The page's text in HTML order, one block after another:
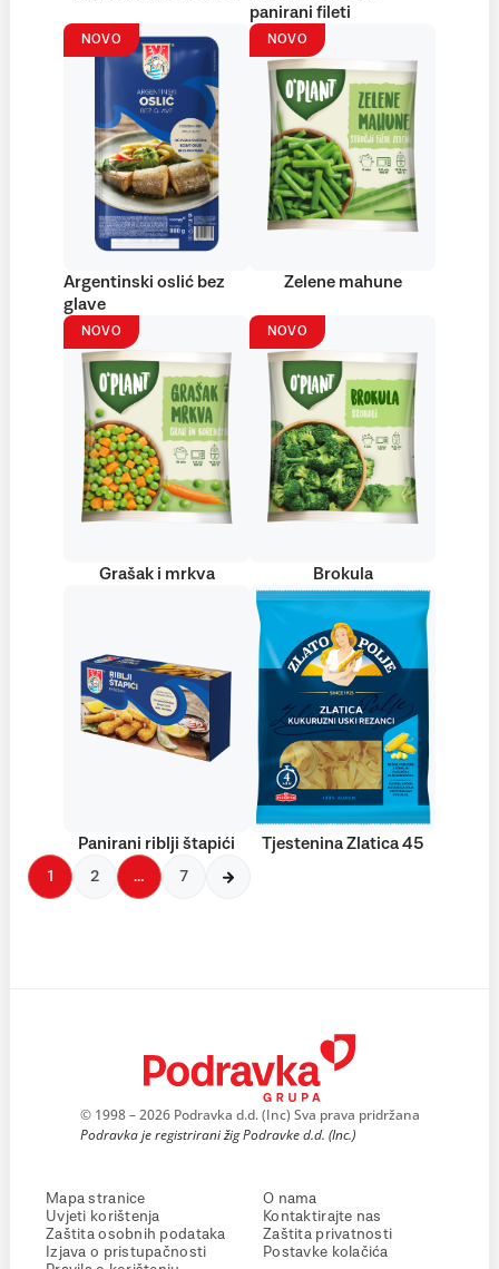
panirani fileti
NOVO
Argentinski oslić bez
glave
NOVO
Zelene mahune
NOVO
Grašak i mrkva
NOVO
Brokula
Panirani riblji štapići Tjestenina Zlatica 45
1 2 … 7
© 1998 – 2026 Podravka d.d. (Inc) Sva prava pridržana
Podravka je registrirani žig Podravke d.d. (Inc.)
Mapa stranice
Uvjeti korištenja
Zaštita osobnih podataka
Izjava o pristupačnosti
O nama
Kontaktirajte nas
Zaštita privatnosti
Postavke kolačića